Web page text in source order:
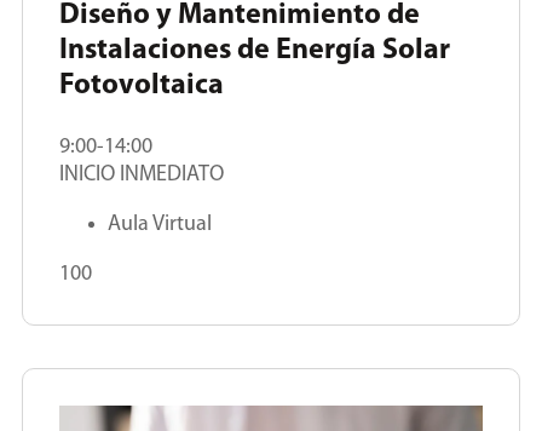
Diseño y Mantenimiento de
Instalaciones de Energía Solar
Fotovoltaica
9:00-14:00
INICIO INMEDIATO
Aula Virtual
100